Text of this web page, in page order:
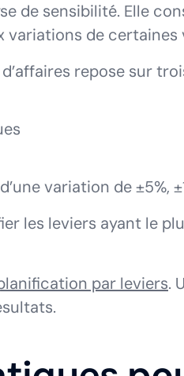
de sensibilité. Elle
variations de certaines
repose sur
variation de ±5%,
les leviers ayant le
par leviers.